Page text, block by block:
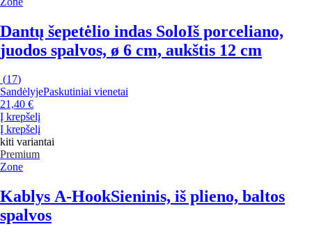
Dantų šepetėlio indas SoloIš porceliano,
juodos spalvos, ø 6 cm, aukštis 12 cm
(17)
SandėlyjePaskutiniai vienetai
21,40 €
Į krepšelį
Į krepšelį
kiti variantai
Premium
Zone
Kablys A-HookSieninis, iš plieno, baltos
spalvos